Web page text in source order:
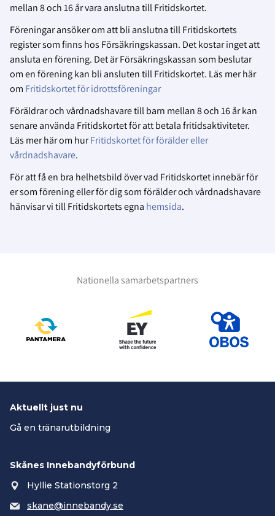
mellan 8 och 16 år vara anslutna till Fritidskortet.
Föreningar ansöker om att bli anslutna till Fritidskortets
register som finns hos Försäkringskassan. Det kostar inget att
ansluta en förening. Det är Försäkringskassan som beslutar
om en förening kan bli ansluten till Fritidskortet. Läs mer här
om Fritidskortet för idrottsföreningar
Föräldrar och vårdnadshavare till barn mellan 8 och 16 år kan
senare använda Fritidskortet för att betala fritidsaktiviteter.
Läs mer här om hurFritidskortet för förälder eller
vårdnadshavare.
För att få en bra helhetsbild över vad Fritidskortet innebär för
er som förening eller för dig som förälder och vårdnadshavare
hänvisar vi till Fritidskortets egna hemsida.
Nationella samarbetspartners
Aktuellt just nu
Gå en tränarutbildning
Skånes Innebandyförbund
Hyllie Stationstorg 2
skane@innebandy.se